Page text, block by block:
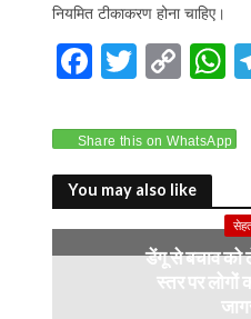
नियमित टीकाकरण होना चाहिए।
F
ac
e
b
o
o
T
w
itt
er
C
o
p
y
Li
n
k
h
at
A
p
p
Share this on WhatsApp
You may also like
डेंगू से बचाव को
स्तर पर लोगों